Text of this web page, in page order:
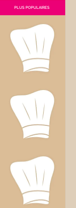
PLUS POPULAIRES